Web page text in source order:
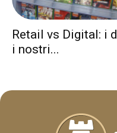
Retail vs Digital: i
i nostri...